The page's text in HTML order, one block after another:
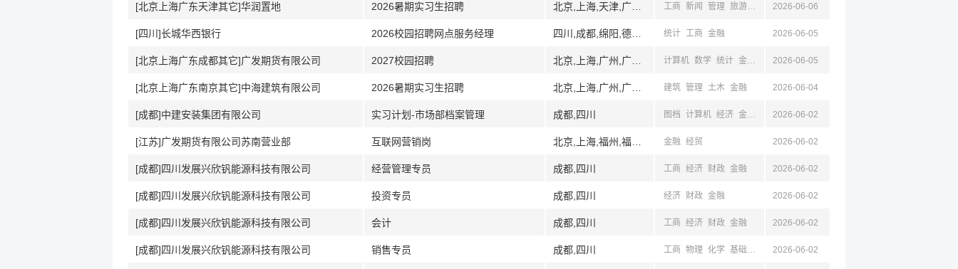
[北京上海广东天津其它]华润置地 2026暑期实习生招聘 工商 新闻 管理 旅游 心理 经济 金融
2026-06-06
[四川]长城华西银行 2026校园招聘网点服务经理 统计 工商 金融 2026-06-05
[北京上海广东成都其它]广发期货有限公司 2027校园招聘 计算机 数学 统计 金融 物理2026-06-05
[北京上海广东南京其它]中海建筑有限公司 2026暑期实习生招聘 建筑 管理 土木 金融 2026-06-04
[成都]中建安装集团有限公司 实习计划-市场部档案管理 成都,四川 图档 计算机 经济 金融 经贸2026-06-02
[江苏]广发期货有限公司苏南营业部 互联网营销岗 金融 经贸 2026-06-02
[成都]四川发展兴欣钒能源科技有限公司 经营管理专员 成都,四川 工商 经济 财政 金融 2026-06-02
[成都]四川发展兴欣钒能源科技有限公司 投资专员 成都,四川 经济 财政 金融 2026-06-02
[成都]四川发展兴欣钒能源科技有限公司 会计 成都,四川 工商 经济 财政 金融 2026-06-02
[成都]四川发展兴欣钒能源科技有限公司 销售专员 成都,四川 工商 物理 化学 基础医学 化工 经济 金融
2026-06-02